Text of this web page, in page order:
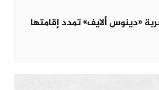
«دينوس ألايف» تمدد إقامتها